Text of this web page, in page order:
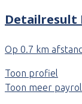
Detailresult
Op 0.7 km afstand
Toon profiel
Toon meer